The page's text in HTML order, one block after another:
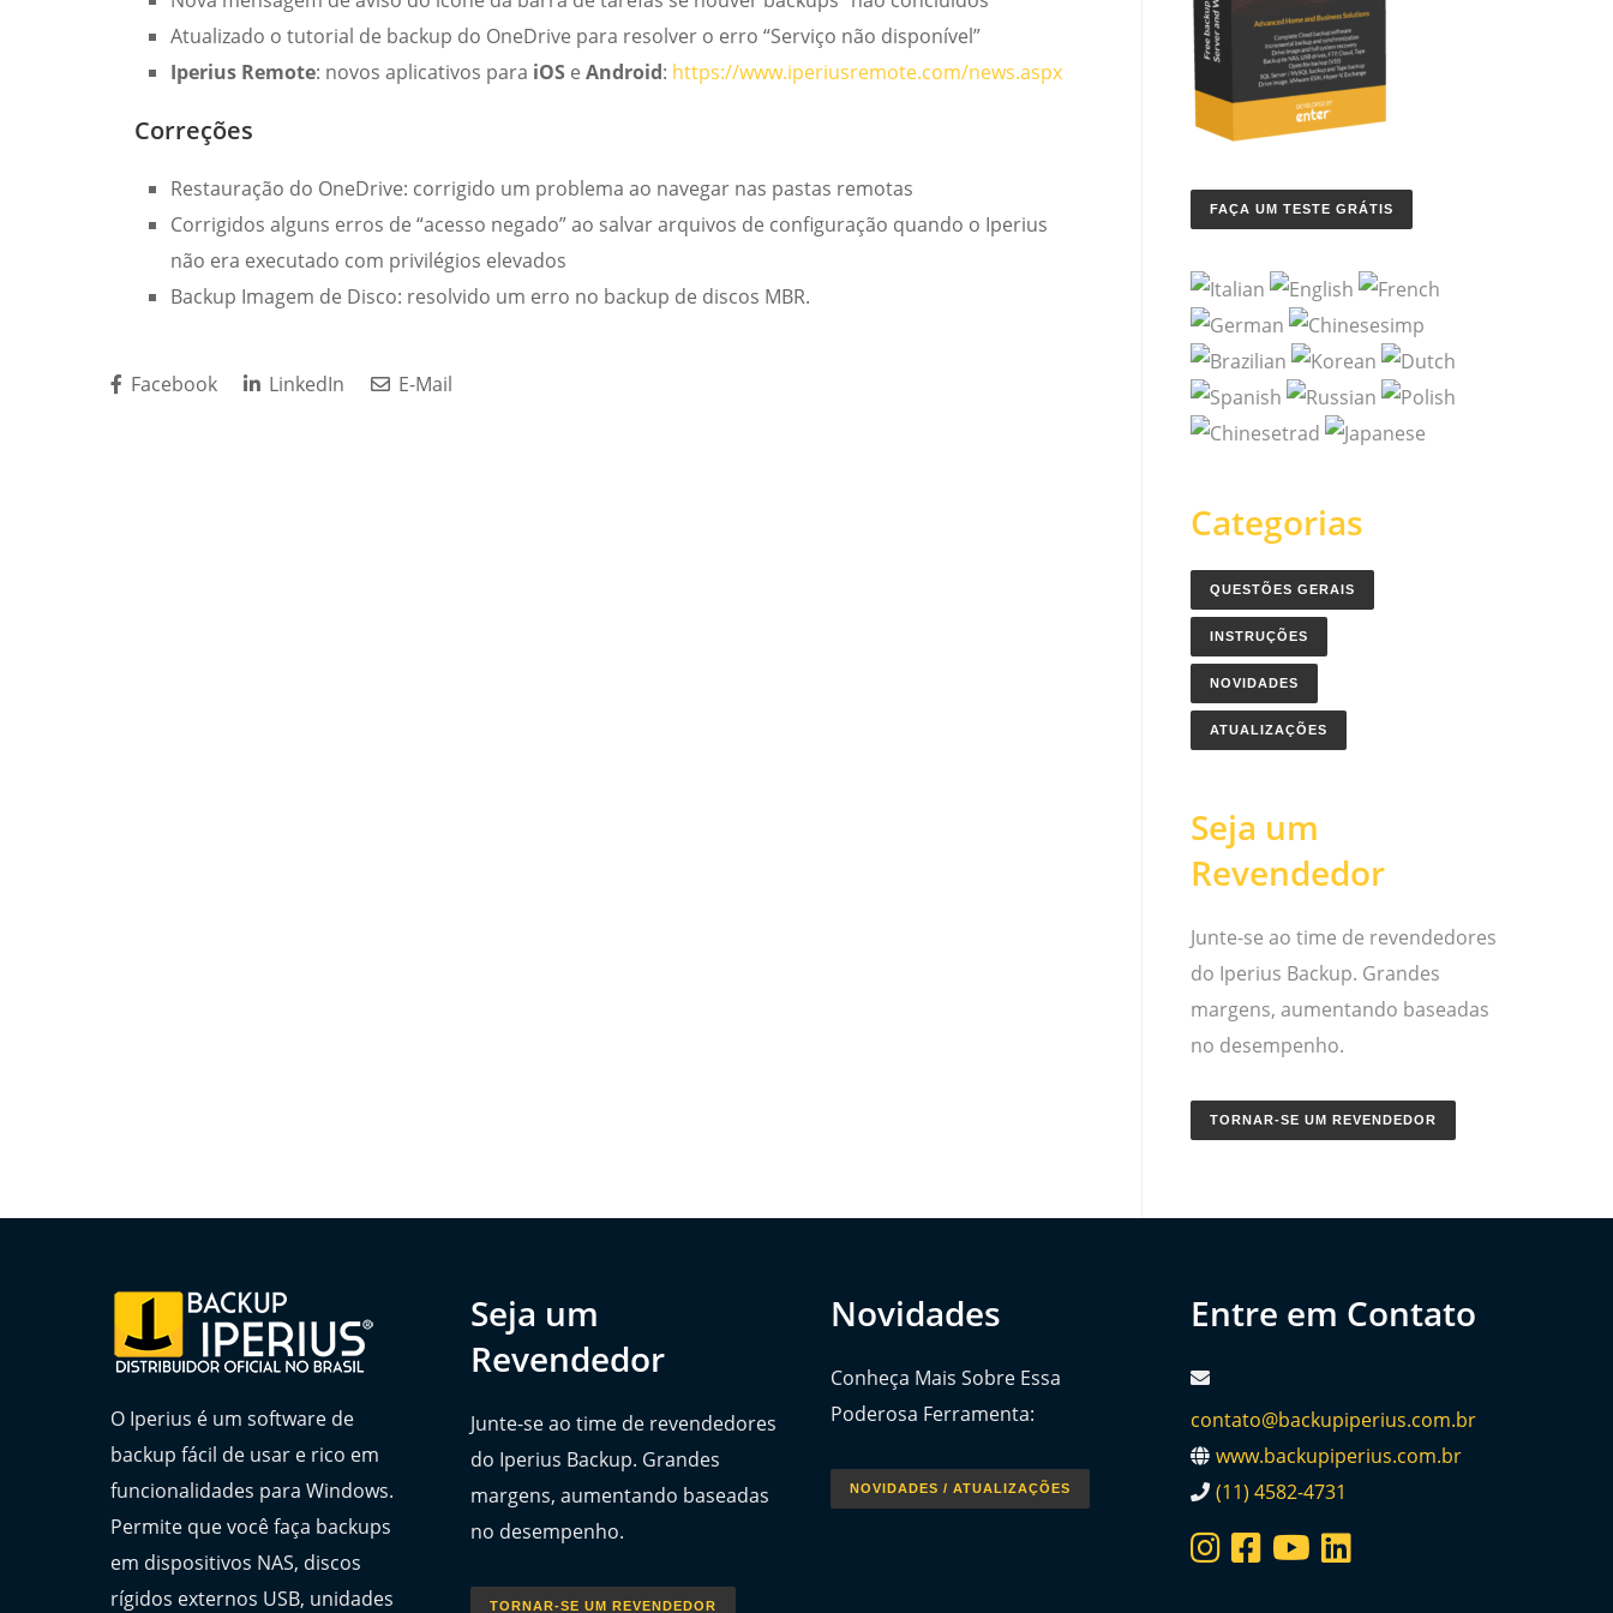
Atualizado o tutorial de backup do OneDrive para resolver o erro “Serviço não disponível”
Iperius Remote: novos aplicativos para iOS e Android: https://www.iperiusremote.com/news.aspx
Correções
Restauração do OneDrive: corrigido um problema ao navegar nas pastas remotas
Corrigidos alguns erros de “acesso negado” ao salvar arquivos de configuração quando o Iperius
não era executado com privilégios elevados
Backup Imagem de Disco: resolvido um erro no backup de discos MBR.
Facebook LinkedIn E-Mail
FAÇA UM TESTE GRÁTIS
Categorias
QUESTÕES GERAIS
INSTRUÇÕES
NOVIDADES
ATUALIZAÇÕES
Seja um
Revendedor
Junte-se ao time de revendedores
do Iperius Backup. Grandes
margens, aumentando baseadas
no desempenho.
TORNAR-SE UM REVENDEDOR
O Iperius é um software de
backup fácil de usar e rico em
funcionalidades para Windows.
Permite que você faça backups
em dispositivos NAS, discos
rígidos externos USB, unidades
Seja um
Revendedor
Junte-se ao time de revendedores
do Iperius Backup. Grandes
margens, aumentando baseadas
no desempenho.
TORNAR-SE UM REVENDEDOR
Novidades
Conheça Mais Sobre Essa
Poderosa Ferramenta:
NOVIDADES / ATUALIZAÇÕES
Entre em Contato
contato@backupiperius.com.br
www.backupiperius.com.br
(11) 4582-4731